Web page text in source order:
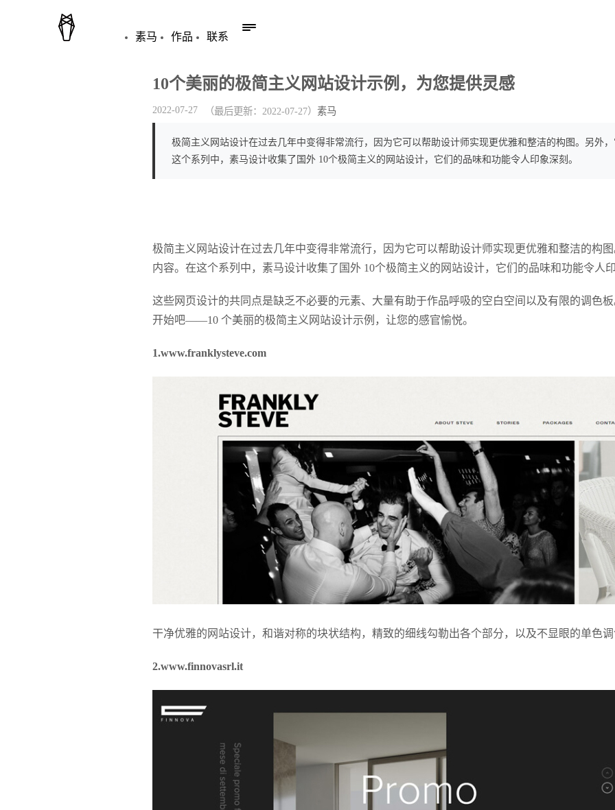
素马 作品 联系
10个美丽的极简主义网站设计示例，为您提供灵感
2022-07-27 （最后更新： 2022-07-27） 素马
极简主义网站设计在过去几年中变得非常流行，因为它可以帮助设计师实现更优雅和整洁的构图。另外
这个系列中，素马设计收集了国外 10个极简主义的网站设计，它们的品味和功能令人印象深刻。
极简主义网站设计在过去几年中变得非常流行，因为它可以帮助设计师实现更优雅和整洁的构
内容。在这个系列中，素马设计收集了国外 10个极简主义的网站设计，它们的品味和功能令人
这些网页设计的共同点是缺乏不必要的元素、大量有助于作品呼吸的空白空间以及有限的调色
开始吧——10 个美丽的极简主义网站设计示例，让您的感官愉悦。
1.www.franklysteve.com
干净优雅的网站设计，和谐对称的块状结构，精致的细线勾勒出各个部分，以及不显眼的单色
2.www.finnovasrl.it